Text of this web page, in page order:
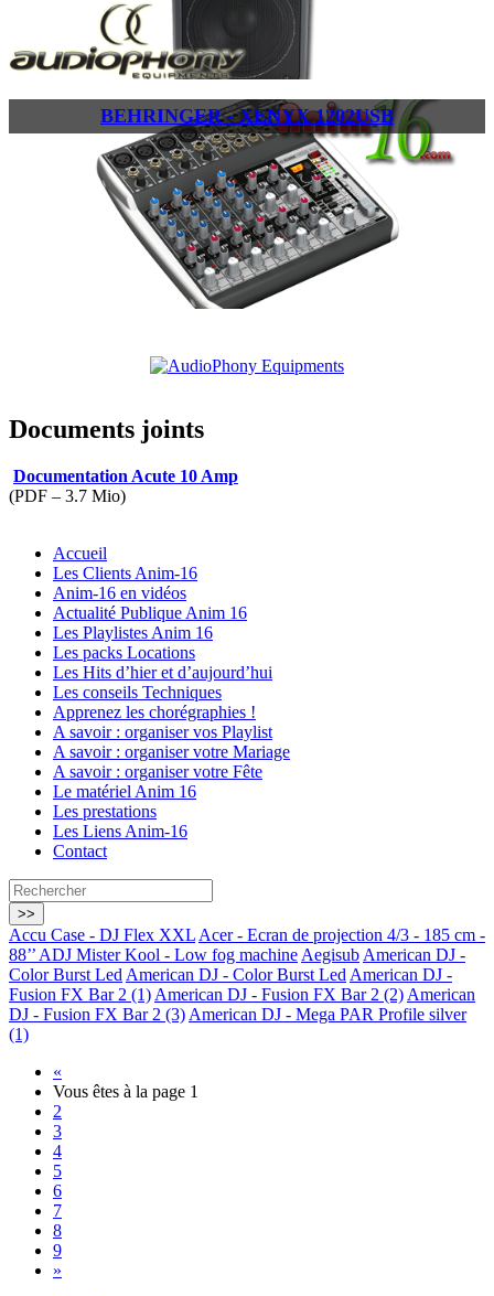
BEHRINGER - XENYX 1202USB
Documents joints
Documentation Acute 10 Amp
(PDF – 3.7 Mio)
Accueil
Les Clients Anim-16
Anim-16 en vidéos
Actualité Publique Anim 16
Les Playlistes Anim 16
Les packs Locations
Les Hits d’hier et d’aujourd’hui
Les conseils Techniques
Apprenez les chorégraphies !
A savoir : organiser vos Playlist
A savoir : organiser votre Mariage
A savoir : organiser votre Fête
Le matériel Anim 16
Les prestations
Les Liens Anim-16
Contact
Accu Case - DJ Flex XXL Acer - Ecran de projection 4/3 - 185 cm -
88’’ ADJ Mister Kool - Low fog machine Aegisub American DJ -
Color Burst Led American DJ - Color Burst Led American DJ -
Fusion FX Bar 2 (1) American DJ - Fusion FX Bar 2 (2) American
DJ - Fusion FX Bar 2 (3) American DJ - Mega PAR Profile silver
(1)
«
Vous êtes à la page 1
2
3
4
5
6
7
8
9
»